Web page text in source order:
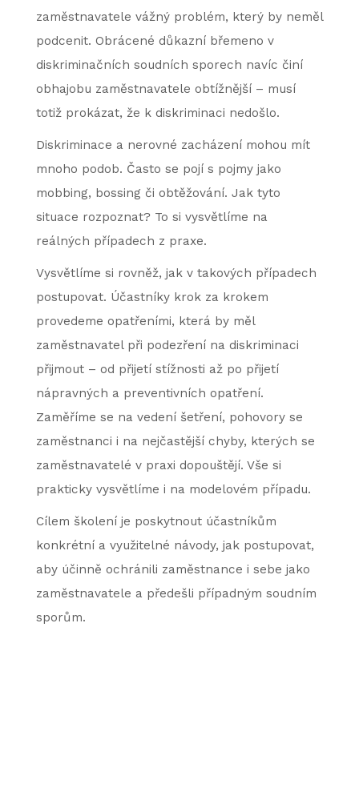
zaměstnavatele vážný problém, který by neměl
podcenit. Obrácené důkazní břemeno v
diskriminačních soudních sporech navíc činí
obhajobu zaměstnavatele obtížnější – musí
totiž prokázat, že k diskriminaci nedošlo.
Diskriminace a nerovné zacházení mohou mít
mnoho podob. Často se pojí s pojmy jako
mobbing, bossing či obtěžování. Jak tyto
situace rozpoznat? To si vysvětlíme na
reálných případech z praxe.
Vysvětlíme si rovněž, jak v takových případech
postupovat. Účastníky krok za krokem
provedeme opatřeními, která by měl
zaměstnavatel při podezření na diskriminaci
přijmout – od přijetí stížnosti až po přijetí
nápravných a preventivních opatření.
Zaměříme se na vedení šetření, pohovory se
zaměstnanci i na nejčastější chyby, kterých se
zaměstnavatelé v praxi dopouštějí. Vše si
prakticky vysvětlíme i na modelovém případu.
Cílem školení je poskytnout účastníkům
konkrétní a využitelné návody, jak postupovat,
aby účinně ochránili zaměstnance i sebe jako
zaměstnavatele a předešli případným soudním
sporům.